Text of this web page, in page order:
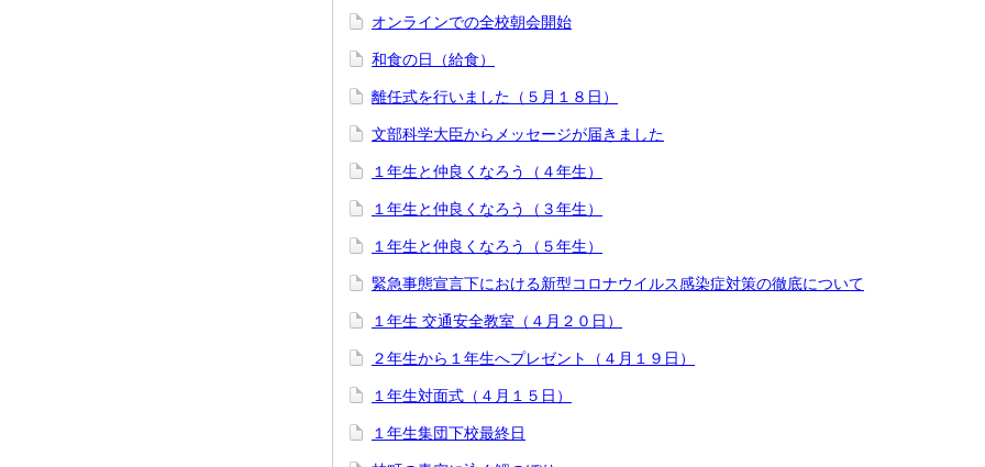
オンラインでの全校朝会開始
和食の日（給食）
離任式を行いました（５月１８日）
文部科学大臣からメッセージが届きました
１年生と仲良くなろう（４年生）
１年生と仲良くなろう（３年生）
１年生と仲良くなろう（５年生）
緊急事態宣言下における新型コロナウイルス感染症対策の徹底について
１年生 交通安全教室（４月２０日）
２年生から１年生へプレゼント（４月１９日）
１年生対面式（４月１５日）
１年生集団下校最終日